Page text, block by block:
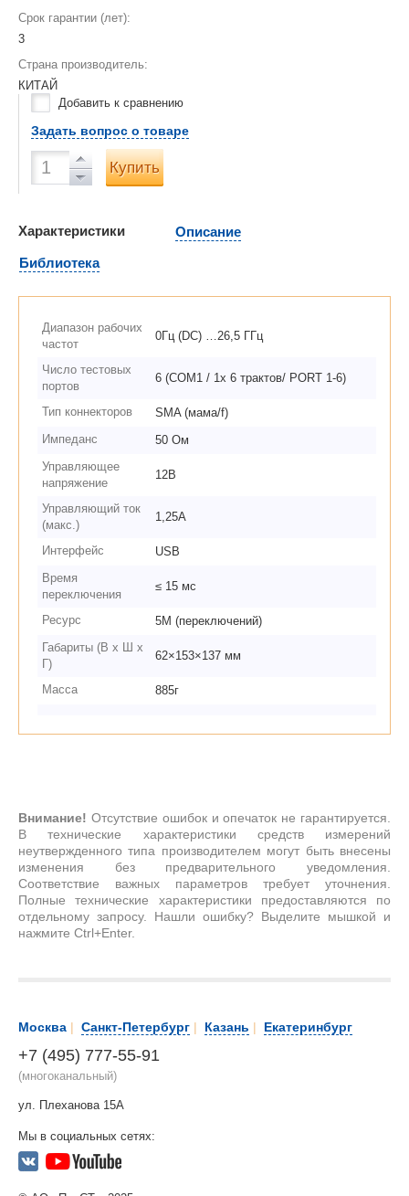
Срок гарантии (лет):
3
Страна производитель:
КИТАЙ
Добавить к сравнению
Задать вопрос о товаре
Купить
Характеристики
Описание
Библиотека
Диапазон рабочих
частот
0Гц (DC) …26,5 ГГц
Число тестовых
портов
6 (COM1 / 1х 6 трактов/ PORT 1-6)
Тип коннекторов
SMA (мама/f)
Импеданс
50 Ом
Управляющее
напряжение
12В
Управляющий ток
(макс.)
1,25A
Интерфейс
USB
Время
переключения
≤ 15 мс
Ресурс
5М (переключений)
Габариты (В х Ш х
Г)
62×153×137 мм
Масса 885г
Внимание! Отсутствие ошибок и опечаток не гарантируется.
В технические характеристики средств измерений
неутвержденного типа производителем могут быть внесены
изменения без предварительного уведомления.
Соответствие важных параметров требует уточнения.
Полные технические характеристики предоставляются по
отдельному запросу. Нашли ошибку? Выделите мышкой и
нажмите Ctrl+Enter.
Москва | Санкт-Петербург | Казань | Екатеринбург
+7 (495) 777-55-91
(многоканальный)
ул. Плеханова 15А
Мы в социальных сетях: